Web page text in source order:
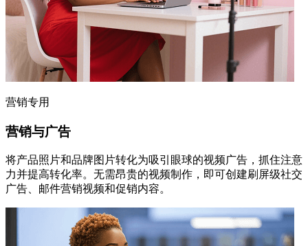
营销专用
营销与广告
将产品照片和品牌图片转化为吸引眼球的视频广告，抓住注意
力并提高转化率。无需昂贵的视频制作，即可创建刷屏级社交
广告、邮件营销视频和促销内容。